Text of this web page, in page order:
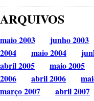
ARQUIVOS
maio 2003 junho 2003
2004
maio 2004
abril 2005
maio 2005
2006
abril 2006
março 2007
abril 2007